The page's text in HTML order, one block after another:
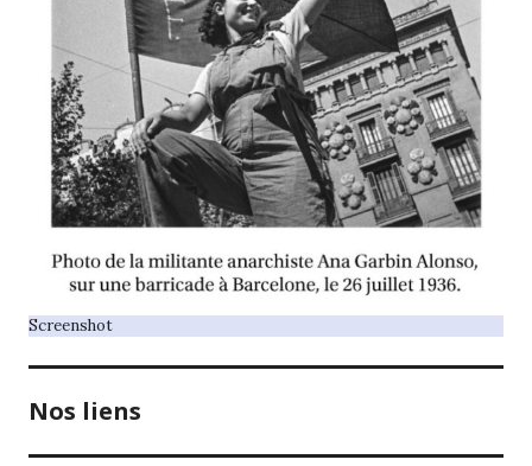
Screenshot
Nos liens